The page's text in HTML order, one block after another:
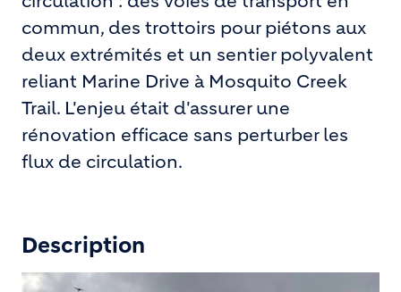
commun, des trottoirs pour piétons aux
deux extrémités et un sentier polyvalent
reliant Marine Drive à Mosquito Creek
Trail. L'enjeu était d'assurer une
rénovation efficace sans perturber les
flux de circulation.
Description